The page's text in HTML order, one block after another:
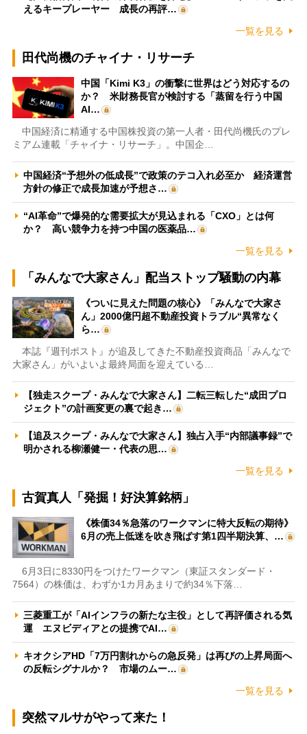
えるキープレーヤー 成長の再評…
一覧を見る
田代尚機のチャイナ・リサーチ
中国「Kimi K3」の衝撃に世界はどう対応するの
か？ 米財務長官が検討する「蒸留を行う中国
AI…
中国経済に精通する中国株投資の第一人者・田代尚機氏のプレ
ミアム連載「チャイナ・リサーチ」。中国企…
中国経済“予想外の低成長”で政策のテコ入れ必至か 経済運営
方針の修正で成長加速が予想さ…
“AI革命”で爆発的な需要拡大が見込まれる「CXO」とは何
か？ 高い競争力を持つ中国の医薬品…
一覧を見る
「みんなで大家さん」配当ストップ騒動の内幕
《ついに見えた問題の核心》「みんなで大家さ
ん」2000億円超不動産投資トラブル“異常なく
ら…
本誌『週刊ポスト』が追及してきた不動産投資商品「みんなで
大家さん」がいよいよ最終局面を迎えている…
【独走スクープ・みんなで大家さん】二転三転した“成田プロ
ジェクト”の計画変更の裏で起き…
【追及スクープ・みんなで大家さん】独占入手“内部議事録”で
明かされる柳瀬健一・代表の思…
一覧を見る
古賀真人「発掘！好決算銘柄」
《株価34％急落のワークマンに特大反転の期待》
6月の売上低迷を吹き飛ばす第1四半期決算、…
6月3日に8330円をつけたワークマン（東証スタンダード・
7564）の株価は、わずか1カ月あまりで約34％下落…
三菱重工が「AIインフラの新たな主役」として再評価される気
運 エヌビディアとの提携でAI…
キオクシアHD「7万円割れからの急反発」は再びの上昇局面へ
の反転シグナルか？ 市場のムー…
一覧を見る
突然マルサがやって来た！